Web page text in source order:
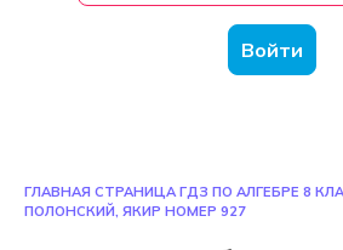
Войти
ГЛАВНАЯ СТРАНИЦА ГДЗ ПО АЛГЕБРЕ 8
ПОЛОНСКИЙ, ЯКИР НОМЕР 927